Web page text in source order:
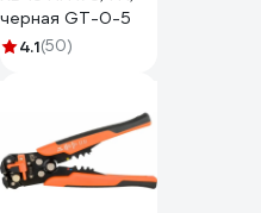
черная GT-0-5
4.1(50)